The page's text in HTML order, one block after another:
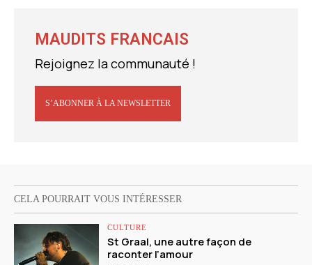
MAUDITS FRANCAIS
Rejoignez la communauté !
S’ABONNER À LA NEWSLETTER
CELA POURRAIT VOUS INTÉRESSER
CULTURE
St Graal, une autre façon de
raconter l’amour